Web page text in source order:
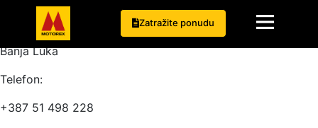
Zatražite ponudu
Adresa: Branka Popovića br. 50, 78 000
Banja Luka
Telefon:
+387 51 498 228